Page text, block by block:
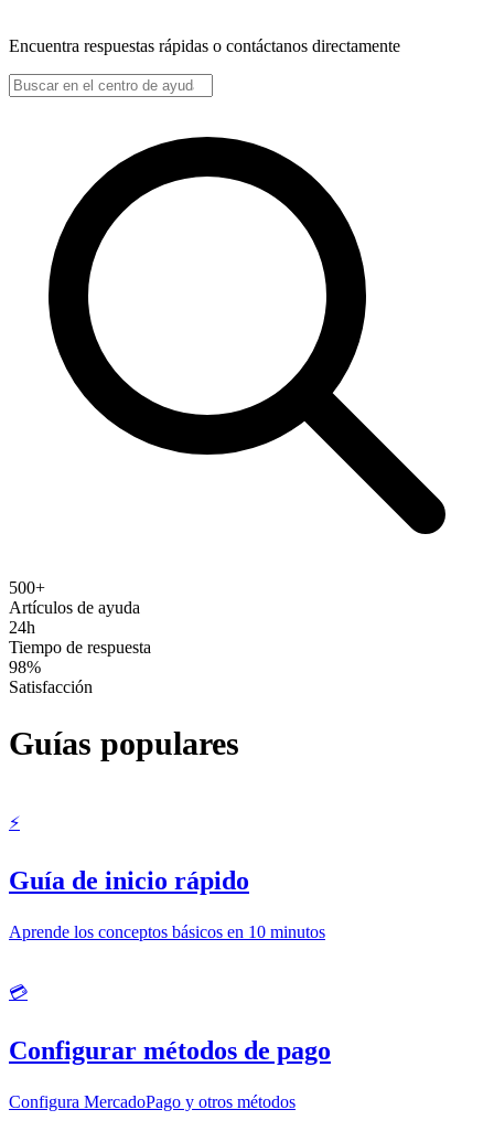
Encuentra respuestas rápidas o contáctanos directamente
500+
Artículos de ayuda
24h
Tiempo de respuesta
98%
Satisfacción
Guías populares
⚡
Guía de inicio rápido
Aprende los conceptos básicos en 10 minutos
💳
Configurar métodos de pago
Configura MercadoPago y otros métodos